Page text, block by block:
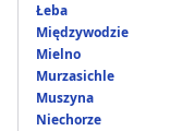
Łeba
Międzywodzie
Mielno
Murzasichle
Muszyna
Niechorze